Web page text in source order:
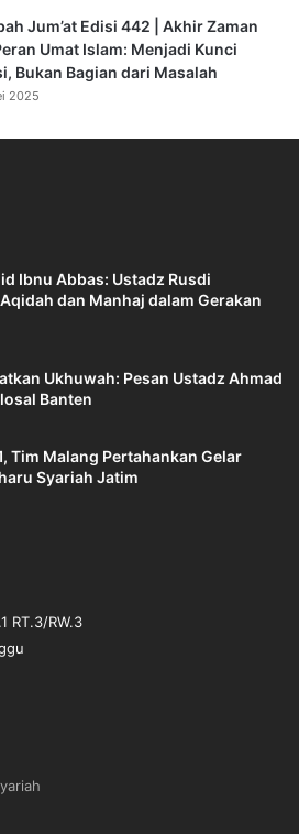
puncak dari risalah kenabian
proses pendidikan dan
akhlak. Ketika tujuan
sekarang:
Sang Pemilik Ilmu (Sekularisme
kali memperlakukan ilmu
ia adalah entitas yang netral dan
Tuhan. Sains, ekonomi, sosial,
sebagai disiplin ilmu yang murni
mengaitkannya dengan Sang
spiritual. Mereka bisa saja
untuk mengeksploitasi alam,
kerusakan, karena
dan keuntungan duniawi,
Inilah yang dimaksud dengan
Menjadi
Jum’at Edisi 442 | Akhir Zaman
Umat Islam: Menjadi Kunci
Bukan Bagian dari Masalah
2025
Ibnu Abbas: Ustadz Rusdi
dan Manhaj dalam Gerakan
Ukhuwah: Pesan Ustadz Ahmad
Banten
Tim Malang Pertahankan Gelar
Syariah Jatim
RT.3/RW.3